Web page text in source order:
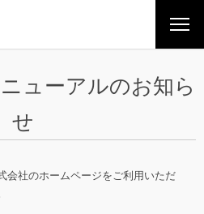
ューアルのお知ら
せ
会社のホームページをご利用いただ